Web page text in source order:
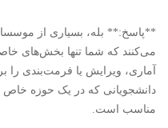
**پاسخ:** بله، بسیاری از
می‌کنند که شما تنها بخش‌های
آماری، ویرایش یا فرمت‌بندی را
دانشجویانی که در یک حوزه خاص
مناسب است.